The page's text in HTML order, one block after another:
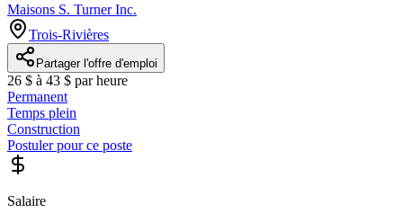
Maisons S. Turner Inc.
Trois-Rivières
Partager l'offre d'emploi
26 $ à 43 $ par heure
Permanent
Temps plein
Construction
Postuler pour ce poste
Salaire